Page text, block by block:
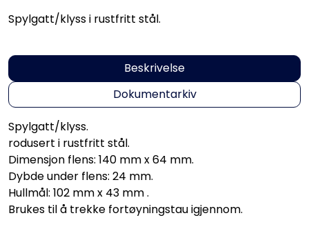
Spylgatt/klyss i rustfritt stål.
Beskrivelse
Dokumentarkiv
Spylgatt/klyss.
rodusert i rustfritt stål.
Dimensjon flens: 140 mm x 64 mm.
Dybde under flens: 24 mm.
Hullmål: 102 mm x 43 mm .
Brukes til å trekke fortøyningstau igjennom.
Propeller
Outlet